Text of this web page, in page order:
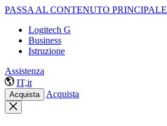
PASSA AL CONTENUTO PRINCIPALE
Logitech G
Business
Istruzione
Assistenza
IT,it
Acquista Acquista